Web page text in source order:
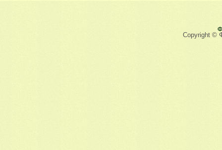
Copyright ©